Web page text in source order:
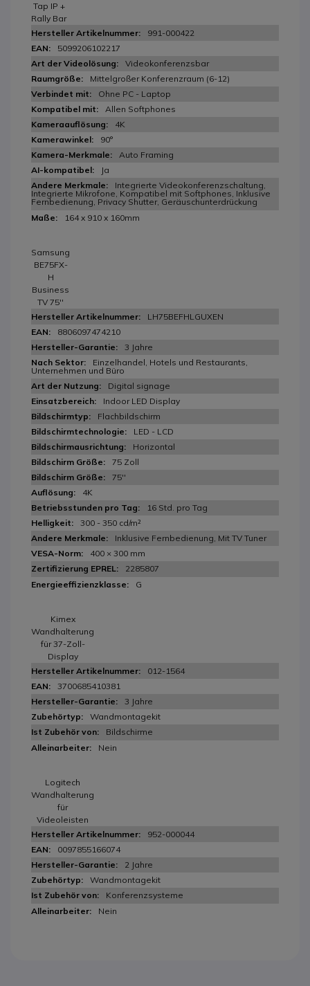
Tap IP +
Rally Bar
991-000422
5099206102217
Videokonferenzsbar
Mittelgroßer Konferenzraum (6-12)
Ohne PC - Laptop
Allen Softphones
4K
90°
Auto Framing
Ja
Integrierte Videokonferenzschaltung,
Integrierte Mikrofone, Kompatibel mit Softphones, Inklusive
Fernbedienung, Privacy Shutter, Geräuschunterdrückung
164 x 910 x 160mm
Samsung
BE75FX-
H
Business
TV 75''
LH75BEFHLGUXEN
8806097474210
3 Jahre
Einzelhandel, Hotels und Restaurants,
Unternehmen und Büro
Digital signage
Indoor LED Display
Flachbildschirm
LED - LCD
Horizontal
75 Zoll
75''
4K
16 Std. pro Tag
300 - 350 cd/m²
Inklusive Fernbedienung, Mit TV Tuner
400 × 300 mm
2285807
G
Kimex
Wandhalterung
für 37-Zoll-
Display
012-1564
3700685410381
3 Jahre
Wandmontagekit
Bildschirme
Nein
Logitech
Wandhalterung
für
Videoleisten
952-000044
0097855166074
2 Jahre
Wandmontagekit
Konferenzsysteme
Nein